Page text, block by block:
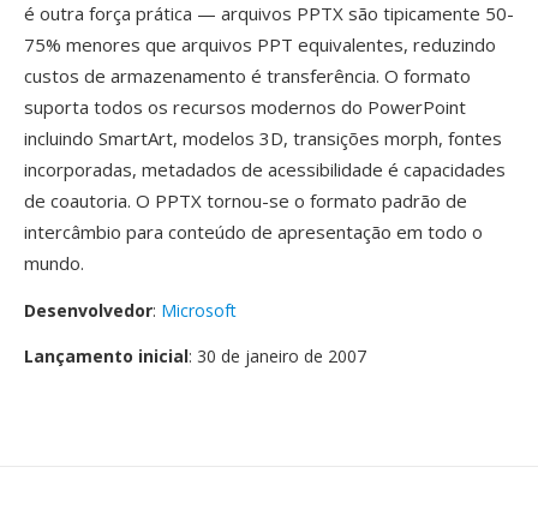
é outra força prática — arquivos PPTX são tipicamente 50-
75% menores que arquivos PPT equivalentes, reduzindo
custos de armazenamento é transferência. O formato
suporta todos os recursos modernos do PowerPoint
incluindo SmartArt, modelos 3D, transições morph, fontes
incorporadas, metadados de acessibilidade é capacidades
de coautoria. O PPTX tornou-se o formato padrão de
intercâmbio para conteúdo de apresentação em todo o
mundo.
Desenvolvedor: Microsoft
Lançamento inicial: 30 de janeiro de 2007